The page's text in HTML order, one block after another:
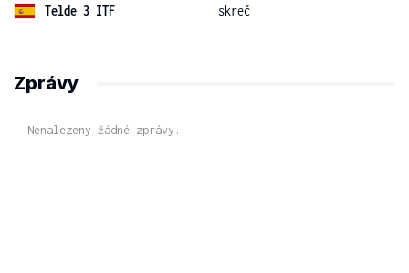
Telde 3 ITF
skreč
Zprávy
Nenalezeny žádné zprávy.